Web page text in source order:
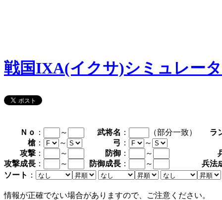
戦国IXA(イクサ)シミュレー
Ｎｏ ： ～ 武将名 ： （部分一致）
ラ
槍 ： ～ 弓 ：
～
攻撃 ： ～ 防御 ： ～
攻撃成長 ： ～ 防御成長 ： ～
兵法
ソート ：
情報が正確でない場合がありますので、ご注意ください。